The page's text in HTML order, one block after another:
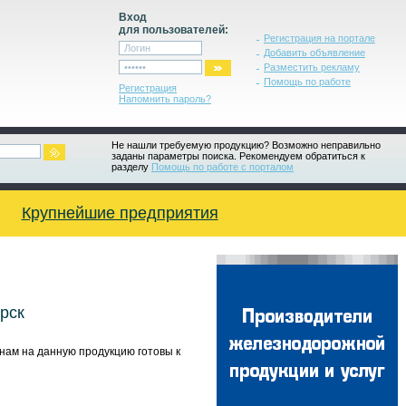
Вход
для пользователей:
Регистрация
Напомнить пароль?
Регистрация на портале
Добавить объявление
Разместить рекламу
Помощь по работе
Не нашли требуемую продукцию? Возможно неправильно
заданы параметры поиска. Рекомендуем обратиться к
разделу Помощь по работе с порталом
Крупнейшие предприятия
на данную продукцию готовы к